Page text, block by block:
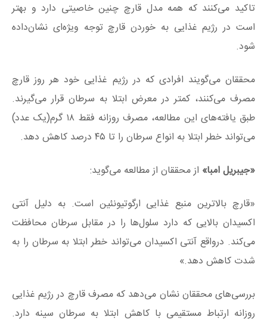
تاکید می‌کنند که همه مدل‌ قارچ چنین خاصیتی دارد و بهتر
است در رژیم غذایی به خوردن قارچ توجه ویژه‌ای نشان‌داده
شود.
محققان می‌گویند افرادی که در رژیم غذایی خود هر روز قارچ
مصرف می‌کنند، کمتر در معرض ابتلا به سرطان قرار می‌گیرند.
طبق یافته‌های این مطالعه، مصرف روزانه فقط ۱۸ گرم(یک عدد)
می‌تواند خطر ابتلا به انواع سرطان را تا ۴۵ درصد کاهش دهد.
«جیبریل امبا» از محققان از مطالعه می‌گوید:
«قارچ بالاترین منبع غذایی ارگوتیونئین است. به دلیل آنتی
اکسیدان بالایی که دارد سلول‌ها را در مقابل سرطان محافظت
می‌کند. درواقع آنتی اکسیدان می‌تواند خطر ابتلا به سرطان را به
شدت کاهش دهد.»
بررسی‌های محققان نشان می‌دهد که مصرف قارچ در رژیم غذایی
روزانه ارتباط مستقیمی با کاهش ابتلا به سرطان سینه دارد.